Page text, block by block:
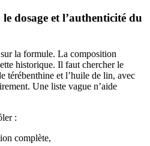
dosage et l’authenticité du
la formule. La composition
historique. Il faut chercher le
térébenthine et l’huile de lin, avec
Une liste vague n’aide
:
complète,